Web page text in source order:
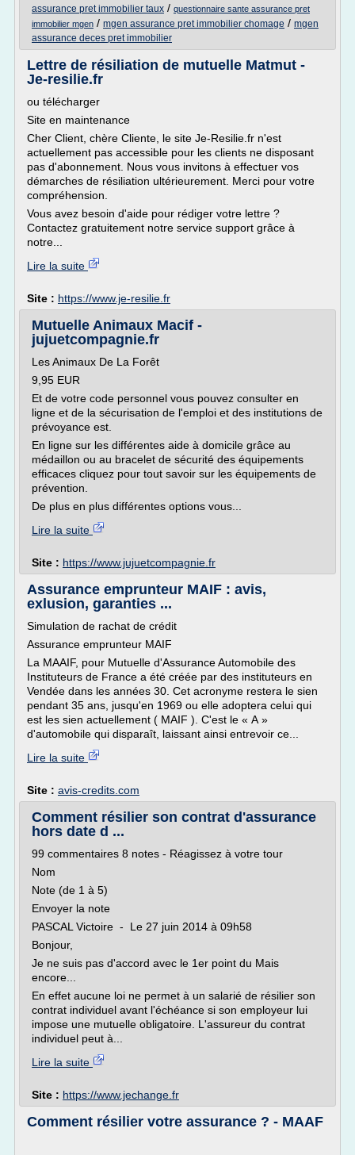
assurance pret immobilier taux / questionnaire sante assurance pret
immobilier mgen / mgen assurance pret immobilier chomage / mgen
assurance deces pret immobilier
Lettre de résiliation de mutuelle Matmut -
Je-resilie.fr
ou télécharger
Site en maintenance
Cher Client, chère Cliente, le site Je-Resilie.fr n'est
actuellement pas accessible pour les clients ne disposant
pas d'abonnement. Nous vous invitons à effectuer vos
démarches de résiliation ultérieurement. Merci pour votre
compréhension.
Vous avez besoin d'aide pour rédiger votre lettre ?
Contactez gratuitement notre service support grâce à
notre...
Lire la suite
Site : https://www.je-resilie.fr
Mutuelle Animaux Macif -
jujuetcompagnie.fr
Les Animaux De La Forêt
9,95 EUR
Et de votre code personnel vous pouvez consulter en
ligne et de la sécurisation de l'emploi et des institutions de
prévoyance est.
En ligne sur les différentes aide à domicile grâce au
médaillon ou au bracelet de sécurité des équipements
efficaces cliquez pour tout savoir sur les équipements de
prévention.
De plus en plus différentes options vous...
Lire la suite
Site : https://www.jujuetcompagnie.fr
Assurance emprunteur MAIF : avis,
exlusion, garanties ...
Simulation de rachat de crédit
Assurance emprunteur MAIF
La MAAIF, pour Mutuelle d'Assurance Automobile des
Instituteurs de France a été créée par des instituteurs en
Vendée dans les années 30. Cet acronyme restera le sien
pendant 35 ans, jusqu'en 1969 ou elle adoptera celui qui
est les sien actuellement ( MAIF ). C'est le « A »
d'automobile qui disparaît, laissant ainsi entrevoir ce...
Lire la suite
Site : avis-credits.com
Comment résilier son contrat d'assurance
hors date d ...
99 commentaires 8 notes - Réagissez à votre tour
Nom
Note (de 1 à 5)
Envoyer la note
PASCAL Victoire - Le 27 juin 2014 à 09h58
Bonjour,
Je ne suis pas d'accord avec le 1er point du Mais
encore...
En effet aucune loi ne permet à un salarié de résilier son
contrat individuel avant l'échéance si son employeur lui
impose une mutuelle obligatoire. L'assureur du contrat
individuel peut à...
Lire la suite
Site : https://www.jechange.fr
Comment résilier votre assurance ? - MAAF